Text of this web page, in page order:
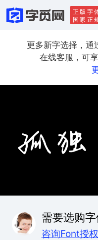
正版字
国家正
更多新字选择，通
在线客服，可
需要选购字
咨询Font授